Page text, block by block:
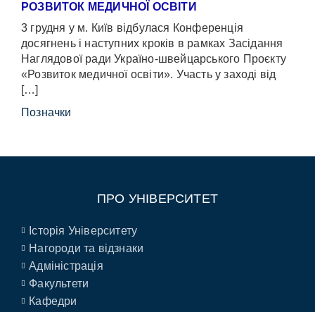
РОЗВИТОК МЕДИЧНОЇ ОСВІТИ
3 грудня у м. Київ відбулася Конференція
досягнень і наступних кроків в рамках Засідання
Наглядової ради Україно-швейцарського Проєкту
«Розвиток медичної освіти». Участь у заході від
[…]
Позначки
ПРО УНІВЕРСИТЕТ
Історія Університету
Нагороди та відзнаки
Адміністрація
Факультети
Кафедри